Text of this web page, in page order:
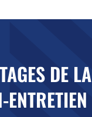
DE LA
ENTRETIEN